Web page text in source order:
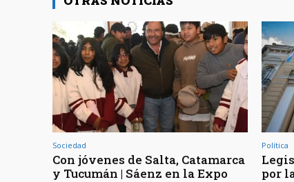
Sociedad
Con jóvenes de Salta, Catamarca
y Tucumán | Sáenz en la Expo
Política
por